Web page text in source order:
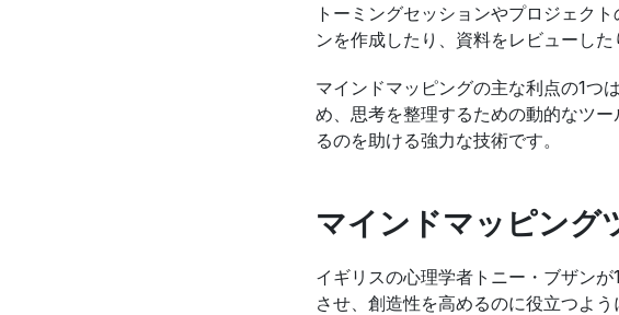
トーミングセッションやプロジェク
ンを作成したり、資料をレビューし
マインドマッピングの主な利点の1つ
め、思考を整理するための動的なツ
るのを助ける強力な技術です。
マインドマッピング
イギリスの心理学者トニー・ブザン
させ、創造性を高めるのに役立つよ